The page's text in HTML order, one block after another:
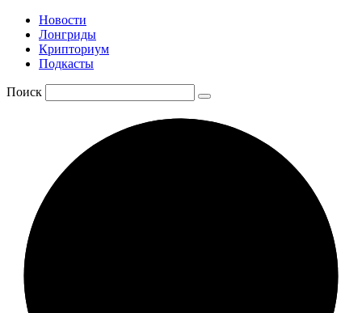
Новости
Лонгриды
Крипториум
Подкасты
Поиск